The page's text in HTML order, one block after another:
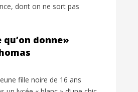
dont on ne sort pas
qu’on donne»
fille noire de 16 ans